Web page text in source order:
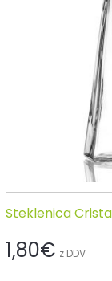
Steklenica
1,80€ z DDV